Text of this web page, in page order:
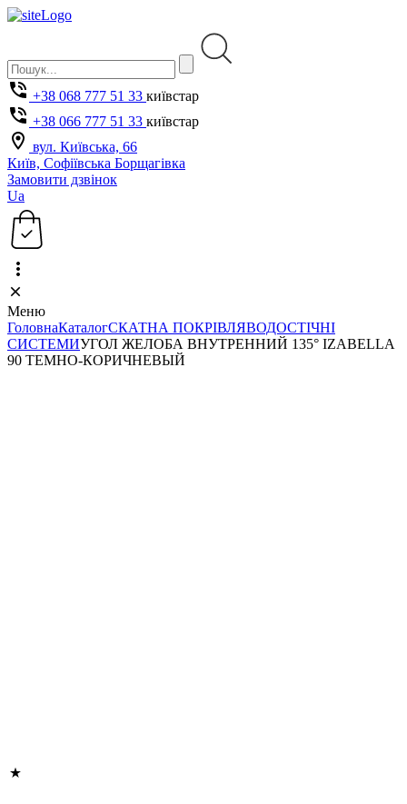
+38 068 777 51 33 київстар
+38 066 777 51 33 київстар
вул. Київська, 66
Київ, Софіївська Борщагівка
Замовити дзвінок
Ua
Меню
ГоловнаКаталогСКАТНА ПОКРІВЛЯВОДОСТІЧНІ
СИСТЕМИУГОЛ ЖЕЛОБА ВНУТРЕННИЙ 135° IZABELLA
90 ТЕМНО-КОРИЧНЕВЫЙ